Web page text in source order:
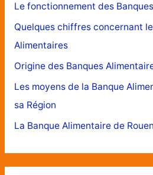
Le fonctionnement des
Quelques chiffres concernant
Alimentaires
Origine des Banques
Les moyens de la Banque
sa Région
La Banque Alimentaire de